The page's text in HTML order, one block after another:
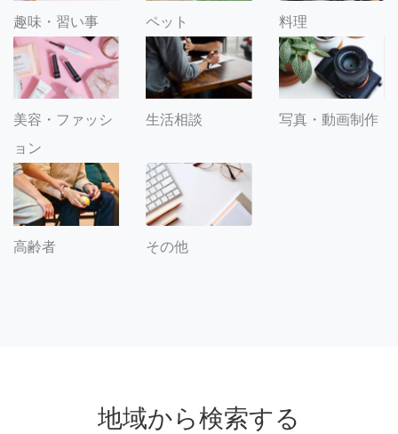
趣味・習い事 ペット 料理
美容・ファッシ
ョン
生活相談 写真・動画制作
高齢者 その他
地域から検索する